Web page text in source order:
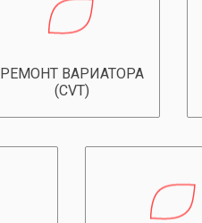
РЕМОНТ ВАРИАТОРА
(CVT)